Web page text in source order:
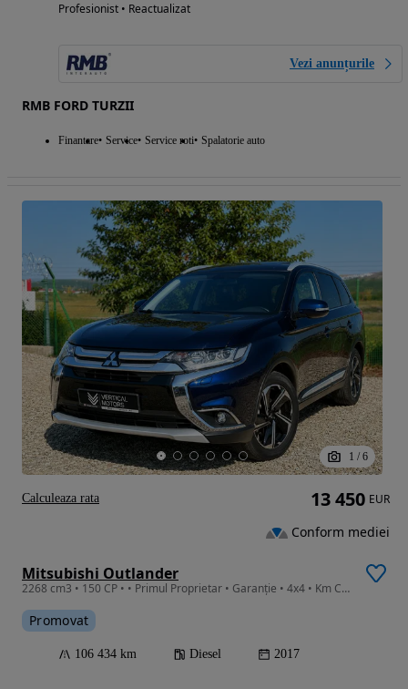
Profesionist • Reactualizat
Vezi anunțurile
RMB FORD TURZII
Finantare Service Service roti Spalatorie auto
1 / 6
Mitsubishi Outlander
2268 cm3 • 150 CP • • Primul Proprietar • Garanție • 4x4 • Km Certificați • Service Nou
Promovat
106 434 km Diesel 2017
13 450 EUR
Conform mediei
Calculeaza rata